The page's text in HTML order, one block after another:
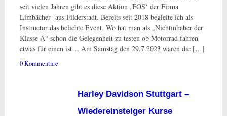
seit vielen Jahren gibt es diese Aktion ‚FOS‘ der Firma
Limbächer aus Filderstadt. Bereits seit 2018 begleite ich als
Instructor das beliebte Event. Wo hat man als „Nichtinhaber der
Klasse A“ schon die Gelegenheit zu testen ob Motorrad fahren
etwas für einen ist… Am Samstag den 29.7.2023 waren die […]
0 Kommentare
Harley Davidson Stuttgart –
Wiedereinsteiger Kurse